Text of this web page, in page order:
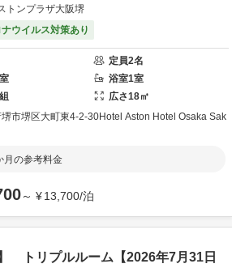
トンプラザ大阪堺
ウイルス対策あり
定員2名
室 浴室1室
組 広さ18㎡
堺市堺区大町東4-2-30Hotel Aston Hotel Osaka Sak
月の参考料金
～ ¥13,700/泊
】 トリプルルーム【2026年7月31日